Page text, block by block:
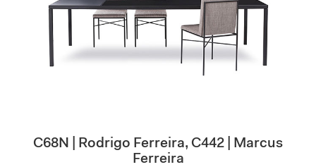
C68N | Rodrigo Ferreira, C442 | Marcus
Ferreira